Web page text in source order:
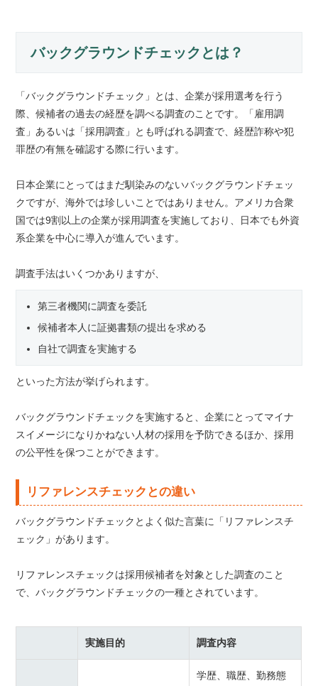
バックグラウンドチェックとは？
「バックグラウンドチェック」とは、企業が採用選考を行う
際、候補者の過去の経歴を調べる調査のことです。「雇用調
査」あるいは「採用調査」とも呼ばれる調査で、経歴詐称や犯
罪歴の有無を確認する際に行います。
日本企業にとってはまだ馴染みのないバックグラウンドチェッ
クですが、海外では珍しいことではありません。アメリカ合衆
国では9割以上の企業が採用調査を実施しており、日本でも外資
系企業を中心に導入が進んでいます。
調査手法はいくつかありますが、
第三者機関に調査を委託
候補者本人に証拠書類の提出を求める
自社で調査を実施する
といった方法が挙げられます。
バックグラウンドチェックを実施すると、企業にとってマイナ
スイメージになりかねない人材の採用を予防できるほか、採用
の公平性を保つことができます。
リファレンスチェックとの違い
バックグラウンドチェックとよく似た言葉に「リファレンスチ
ェック」があります。
リファレンスチェックは採用候補者を対象とした調査のこと
で、バックグラウンドチェックの一種とされています。
実施目的 調査内容
学歴、職歴、勤務態